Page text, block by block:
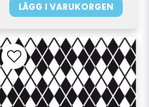
LÄGG I VARUKORGEN